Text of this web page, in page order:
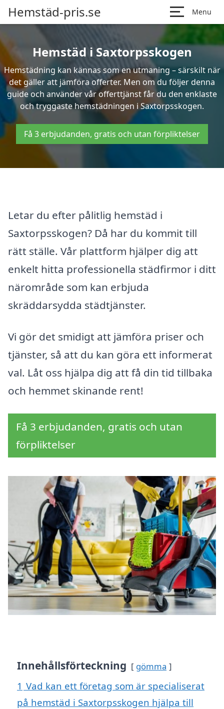
Hemstäd-pris.se Menu
Hemstäd i Saxtorpsskogen
Hemstädning kan kännas som en utmaning – särskilt när
det gäller att jämföra offerter. Men om du följer denna
guide och använder vår offerttjänst får du den enklaste
och tryggaste hemstädningen i Saxtorpsskogen.
Få 3 erbjudanden, gratis och utan förpliktelser
Letar du efter pålitlig hemstäd i
Saxtorpsskogen? Då har du kommit till
rätt ställe. Vår plattform hjälper dig att
enkelt hitta professionella städfirmor i ditt
närområde som kan erbjuda
skräddarsydda städtjänster.
Vi gör det smidigt att jämföra priser och
tjänster, så att du kan göra ett informerat
val. Låt oss hjälpa dig att få din tid tillbaka
och hemmet skinande rent!
Få 3 erbjudanden, gratis och utan
förpliktelser
Innehållsförteckning gömma
1 Vad kan ett företag som är specialiserat
på hemstäd i Saxtorpsskogen hjälpa till